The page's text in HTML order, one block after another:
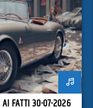
FATTI 30-07-2026